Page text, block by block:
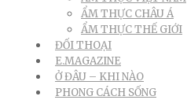
ẨM THỰC CHÂU Á
ẨM THỰC THẾ GIỚI
ĐỐI THOẠI
E.MAGAZINE
Ở ĐÂU – KHI NÀO
PHONG CÁCH SỐNG